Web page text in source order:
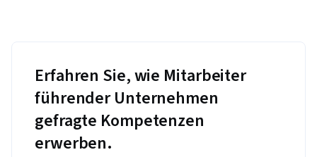
Erfahren Sie, wie Mitarbeiter
führender Unternehmen
gefragte Kompetenzen
erwerben.